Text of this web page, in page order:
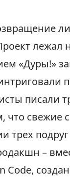
лежал
«Дуры!»
писали
что свежие
подруг
–
Code,